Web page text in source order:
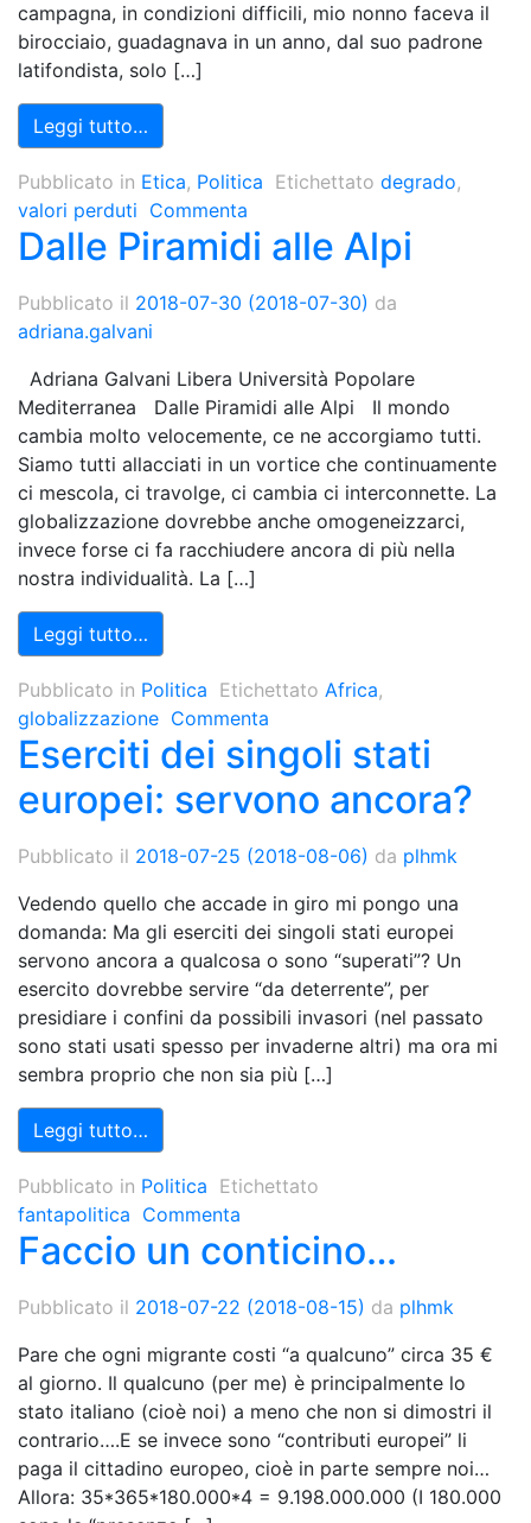
campagna, in condizioni difficili, mio nonno faceva il
birocciaio, guadagnava in un anno, dal suo padrone
latifondista, solo […]
Leggi tutto…
Pubblicato in Etica, Politica Etichettato degrado,
valori perduti Commenta
Dalle Piramidi alle Alpi
Pubblicato il 2018-07-30 (2018-07-30) da
adriana.galvani
Adriana Galvani Libera Università Popolare
Mediterranea Dalle Piramidi alle Alpi Il mondo
cambia molto velocemente, ce ne accorgiamo tutti.
Siamo tutti allacciati in un vortice che continuamente
ci mescola, ci travolge, ci cambia ci interconnette. La
globalizzazione dovrebbe anche omogeneizzarci,
invece forse ci fa racchiudere ancora di più nella
nostra individualità. La […]
Leggi tutto…
Pubblicato in Politica Etichettato Africa,
globalizzazione Commenta
Eserciti dei singoli stati
europei: servono ancora?
Pubblicato il 2018-07-25 (2018-08-06) da plhmk
Vedendo quello che accade in giro mi pongo una
domanda: Ma gli eserciti dei singoli stati europei
servono ancora a qualcosa o sono “superati”? Un
esercito dovrebbe servire “da deterrente”, per
presidiare i confini da possibili invasori (nel passato
sono stati usati spesso per invaderne altri) ma ora mi
sembra proprio che non sia più […]
Leggi tutto…
Pubblicato in Politica Etichettato
fantapolitica Commenta
Faccio un conticino…
Pubblicato il 2018-07-22 (2018-08-15) da plhmk
Pare che ogni migrante costi “a qualcuno” circa 35 €
al giorno. Il qualcuno (per me) è principalmente lo
stato italiano (cioè noi) a meno che non si dimostri il
contrario….E se invece sono “contributi europei” li
paga il cittadino europeo, cioè in parte sempre noi…
Allora: 35*365*180.000*4 = 9.198.000.000 (I 180.000